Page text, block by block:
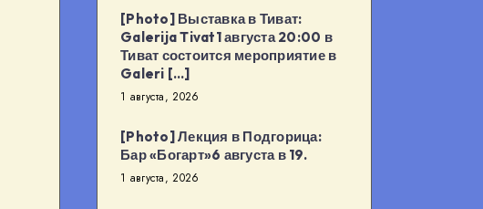
[Photo] Выставка в Тиват:
Galerija Tivat1 августа 20:00 в
Тиват состоится мероприятие в
Galeri […]
1 августа, 2026
[Photo] Лекция в Подгорица:
Бар «Богарт»6 августа в 19.
1 августа, 2026